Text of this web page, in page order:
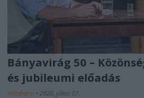
Bányavirág 50 –
és jubileumi előadás
mtothorsi • 2020. július 07.